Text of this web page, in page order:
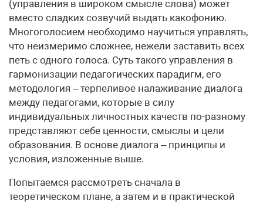
(управления в широком смысле слова) может
вместо сладких созвучий выдать какофонию.
Многоголосием необходимо научиться управлять,
что неизмеримо сложнее, нежели заставить всех
петь с одного голоса. Суть такого управления в
гармонизации педагогических парадигм, его
методология – терпеливое налаживание диалога
между педагогами, которые в силу
индивидуальных личностных качеств по-разному
представляют себе ценности, смыслы и цели
образования. В основе диалога – принципы и
условия, изложенные выше.
Попытаемся рассмотреть сначала в
теоретическом плане, а затем и в практической